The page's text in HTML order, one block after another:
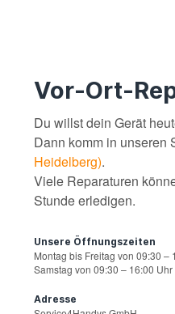
Vor-Ort-
Du willst dein Gerät
Dann komm in unseren
Heidelberg).
Viele Reparaturen
Stunde erledigen.
Unsere Öffnungszeiten
Montag bis Freitag von 09:30 –
Samstag von 09:30 – 16:00 Uhr
Adresse